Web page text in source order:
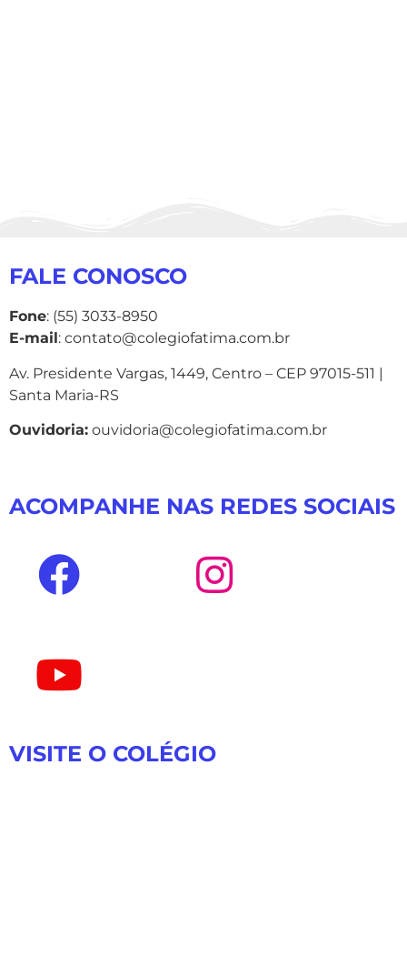
FALE CONOSCO
Fone: (55) 3033-8950
E-mail: contato@colegiofatima.com.br
Av. Presidente Vargas, 1449, Centro – CEP 97015-511 |
Santa Maria-RS
Ouvidoria: ouvidoria@colegiofatima.com.br
ACOMPANHE NAS REDES SOCIAIS
VISITE O COLÉGIO